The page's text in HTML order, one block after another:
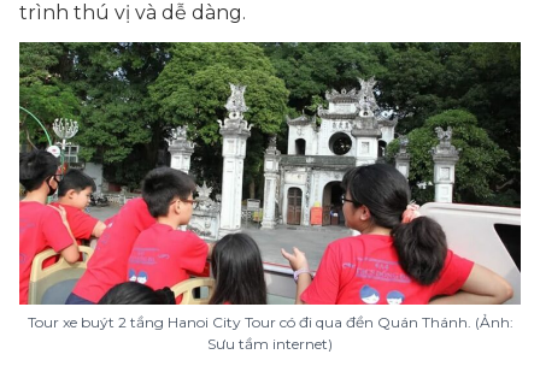
trình thú vị và dễ dàng.
Tour xe buýt 2 tầng Hanoi City Tour có đi qua đền Quán Thánh. (Ảnh:
Sưu tầm internet)